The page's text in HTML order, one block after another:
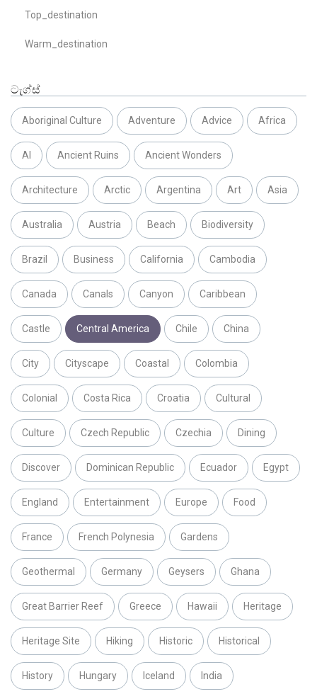
Top_destination
Warm_destination
ටැග්ස්
Aboriginal Culture Adventure Advice Africa
AI Ancient Ruins Ancient Wonders
Architecture Arctic Argentina Art Asia
Australia Austria Beach Biodiversity
Brazil Business California Cambodia
Canada Canals Canyon Caribbean
Castle Central America Chile China
City Cityscape Coastal Colombia
Colonial Costa Rica Croatia Cultural
Culture Czech Republic Czechia Dining
Discover Dominican Republic Ecuador Egypt
England Entertainment Europe Food
France French Polynesia Gardens
Geothermal Germany Geysers Ghana
Great Barrier Reef Greece Hawaii Heritage
Heritage Site Hiking Historic Historical
History Hungary Iceland India